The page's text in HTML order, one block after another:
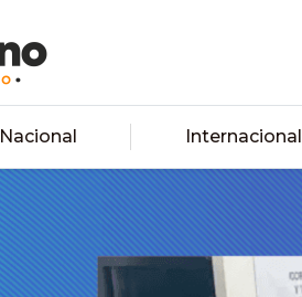
Nacional Internacional